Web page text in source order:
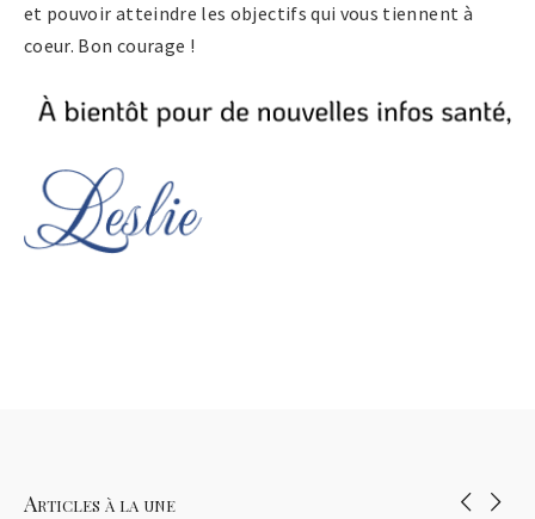
et pouvoir atteindre les objectifs qui vous tiennent à
coeur. Bon courage !
Articles à la une